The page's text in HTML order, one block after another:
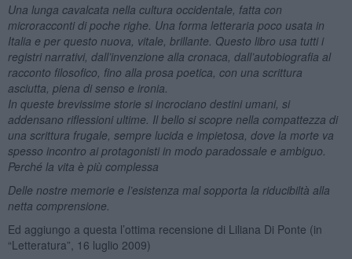
Una lunga cavalcata nella cultura occidentale, fatta con
microracconti di poche righe. Una forma letteraria poco usata in
Italia e per questo nuova, vitale, brillante. Questo libro usa tutti i
registri narrativi, dall’invenzione alla cronaca, dall’autobiografia al
racconto filosofico, fino alla prosa poetica, con una scrittura
asciutta, piena di senso e ironia.
In queste brevissime storie si incrociano destini umani, si
addensano riflessioni ultime. Il bello si scopre nella compattezza di
una scrittura frugale, sempre lucida e impietosa, dove la morte va
spesso incontro ai protagonisti in modo paradossale e ambiguo.
Perché la vita è più complessa
Delle nostre memorie e l’esistenza mal sopporta la riducibiltà alla
netta comprensione.
Ed aggiungo a questa l’ottima recensione di Liliana Di Ponte (in
“Letteratura”, 16 luglio 2009)